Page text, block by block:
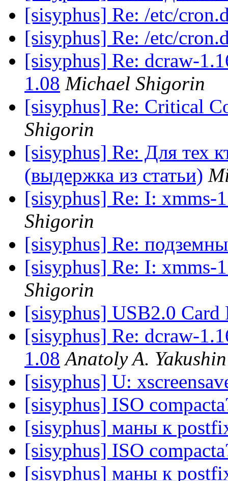
[sisyphus] Re: /etc/
[sisyphus] Re: /etc/
[sisyphus] Re: dcraw-
1.08 Michael Shigorin
[sisyphus] Re: Critical
Shigorin
[sisyphus] Re: Для тех
(выдержка из статьи)
[sisyphus] Re: I: xmms-
Shigorin
[sisyphus] Re:
[sisyphus] Re: I: xmms-
Shigorin
[sisyphus] USB2.0 Card
[sisyphus] Re: dcraw-
1.08 Anatoly A. Yakushin
[sisyphus] U:
[sisyphus] ISO
[sisyphus] маны к
[sisyphus] ISO
[sisyphus] маны к